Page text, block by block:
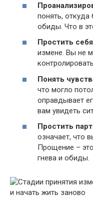
понять, откуда
обиды.​ Что в
Простить
измене.​ Вы не
Понять
что могло
оправдывает
вам увидеть
Простить
означает, что
Прощение –
гнева и обиды.​